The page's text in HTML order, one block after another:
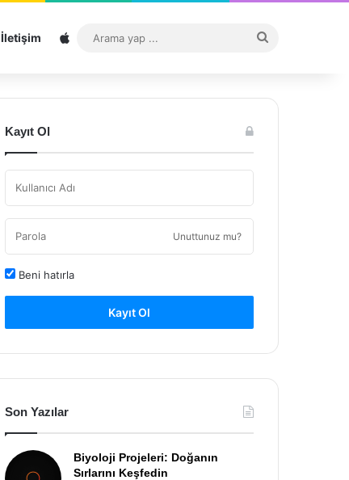
İletişim Sitemap
...
Kayıt Ol
Unuttunuz mu?
Beni hatırla
Kayıt Ol
Son Yazılar
Biyoloji Projeleri: Doğanın
Sırlarını Keşfedin